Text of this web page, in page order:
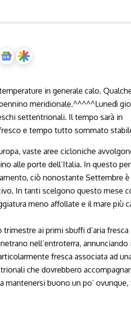
vaste aree cicloniche
alle porte dell’Italia. In questo
ciò nonostante Settembre è
In tanti scelgono questo mese
meno affollate e il mare più
ai primi sbuffi d’aria fresca
nell’entroterra, annunciando
fresca associata ad
che dovrebbero
mantenersi buono un po’ ovunque,